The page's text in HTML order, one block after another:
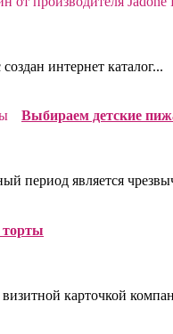
интернет каталог...
Выбираем детские
период является
торты
карточкой